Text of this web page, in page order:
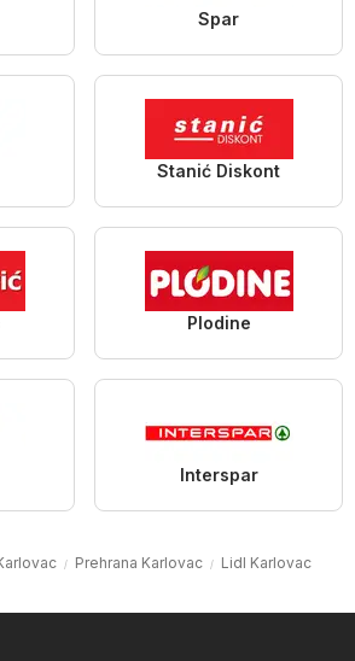
Spar
Stanić Diskont
Plodine
Interspar
Prehrana Karlovac Lidl Karlovac